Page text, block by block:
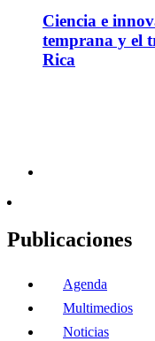
Ciencia e
temprana y el
Rica
Publicaciones
Agenda
Multimedios
Noticias